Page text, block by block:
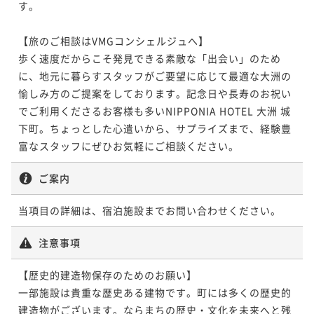
す。
【旅のご相談はVMGコンシェルジュへ】
歩く速度だからこそ発見できる素敵な「出会い」のため
に、地元に暮らすスタッフがご要望に応じて最適な大洲の
愉しみ方のご提案をしております。記念日や長寿のお祝い
でご利用くださるお客様も多いNIPPONIA HOTEL 大洲 城
下町。ちょっとした心遣いから、サプライズまで、経験豊
富なスタッフにぜひお気軽にご相談ください。
ご案内
当項目の詳細は、宿泊施設までお問い合わせください。
注意事項
【歴史的建造物保存のためのお願い】
一部施設は貴重な歴史ある建物です。町には多くの歴史的
建造物がございます。ならまちの歴史・文化を未来へと残